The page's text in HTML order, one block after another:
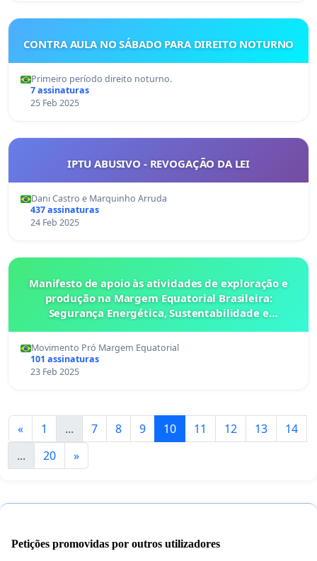
CONTRA AULA NO SÁBADO PARA DIREITO NOTURNO
Primeiro período direito noturno.
7 assinaturas
25 Feb 2025
IPTU ABUSIVO - REVOGAÇÃO DA LEI
Dani Castro e Marquinho Arruda
437 assinaturas
24 Feb 2025
Manifesto de apoio às atividades de exploração e
produção na Margem Equatorial Brasileira:
Segurança Energética, Sustentabilidade e
Movimento Pró Margem Equatorial
101 assinaturas
23 Feb 2025
« 1 ... 7 8 9 10 11 12 13
14
...
20 »
Petições promovidas por outros utilizadores